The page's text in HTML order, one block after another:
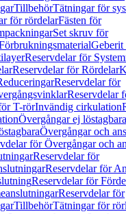
TillbehörTätningar för
för rördelarFästen för
Set skruv för
Geberit
Reservdelar för
Reservdelar för Rördelar
Reservdelar för
Reservdelar
T-rörInvändig cirkulation
Övergångar ej löstagbara
Övergångar och
för Övergångar och
Reservdelar för
Reservdelar för
Reservdelar för
Reservdelar för
TillbehörTätningar för